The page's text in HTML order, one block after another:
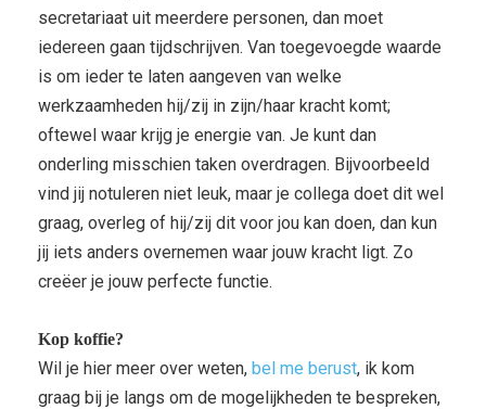
secretariaat uit meerdere personen, dan moet
iedereen gaan tijdschrijven. Van toegevoegde waarde
is om ieder te laten aangeven van welke
werkzaamheden hij/zij in zijn/haar kracht komt;
oftewel waar krijg je energie van. Je kunt dan
onderling misschien taken overdragen. Bijvoorbeeld
vind jij notuleren niet leuk, maar je collega doet dit wel
graag, overleg of hij/zij dit voor jou kan doen, dan kun
jij iets anders overnemen waar jouw kracht ligt. Zo
creëer je jouw perfecte functie.
Kop koffie?
Wil je hier meer over weten, bel me berust, ik kom
graag bij je langs om de mogelijkheden te bespreken,